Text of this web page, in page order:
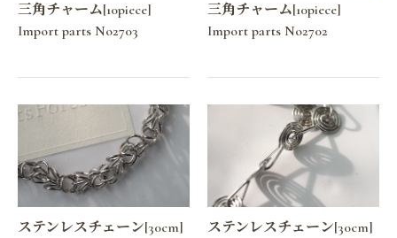
三角チャーム[10piece]
Import parts No2703
三角チャーム[10piece]
Import parts No2702
ステンレスチェーン[30cm]
ステンレスチェーン[30cm]